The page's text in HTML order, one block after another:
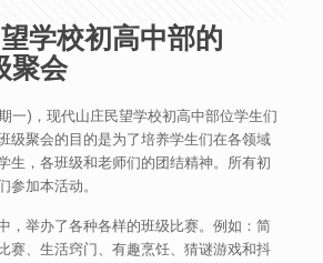
望学校初高中部的
聚会
一)，现代山庄民望学校初高中部位学生们
级聚会的目的是为了培养学生们在各领域
生，各班级和老师们的团结精神。所有初
参加本活动。
，举办了各种各样的班级比赛。例如：简
赛、生活窍门、有趣烹饪、猜谜游戏和抖